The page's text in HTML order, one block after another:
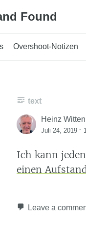
Found
Overshoot-Notizen
text
Heinz
Juli 24, 2019 ·
Ich kann
einen
Leave a